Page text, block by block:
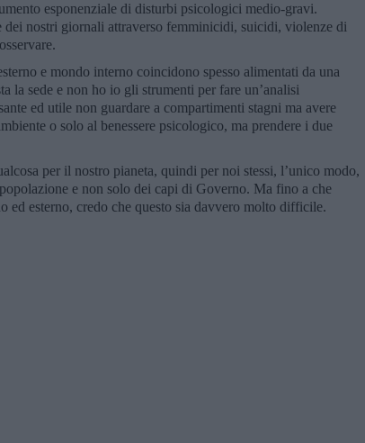
esponenziale di disturbi psicologici medio-gravi.
dei nostri giornali attraverso femminicidi, suicidi, violenze di
e mondo interno coincidono spesso alimentati da una
la sede e non ho io gli strumenti per fare un’analisi
ed utile non guardare a compartimenti stagni ma avere
o solo al benessere psicologico, ma prendere i due
per il nostro pianeta, quindi per noi stessi, l’unico modo,
e non solo dei capi di Governo. Ma fino a che
ed esterno, credo che questo sia davvero molto difficile.